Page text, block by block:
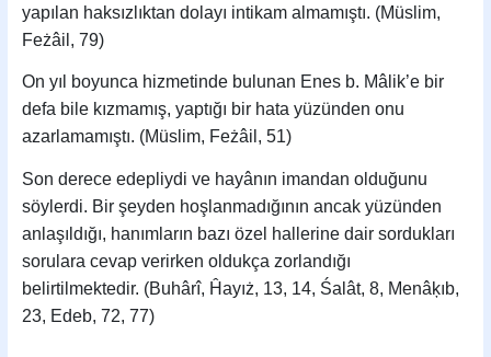
yapılan haksızlıktan dolayı intikam almamıştı. (Müslim,
Feżâil, 79)
On yıl boyunca hizmetinde bulunan Enes b. Mâlik’e bir
defa bile kızmamış, yaptığı bir hata yüzünden onu
azarlamamıştı. (Müslim, Feżâil, 51)
Son derece edepliydi ve hayânın imandan olduğunu
söylerdi. Bir şeyden hoşlanmadığının ancak yüzünden
anlaşıldığı, hanımların bazı özel hallerine dair sordukları
sorulara cevap verirken oldukça zorlandığı
belirtilmektedir. (Buhârî, Ĥayıż, 13, 14, Śalât, 8, Menâķıb,
23, Edeb, 72, 77)